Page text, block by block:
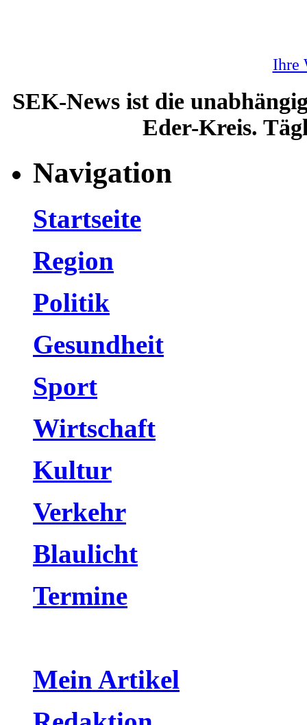
Ihre
SEK-News ist die
Eder-Kreis.
Navigation
Startseite
Region
Politik
Gesundheit
Sport
Wirtschaft
Kultur
Verkehr
Blaulicht
Termine
Mein Artikel